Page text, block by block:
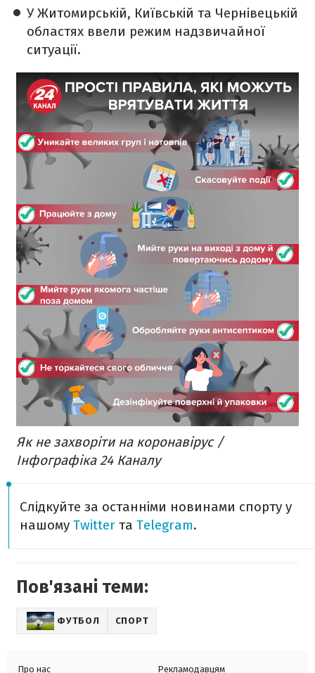
У Житомирській, Київській та Чернівецькій
областях ввели режим надзвичайної
ситуації.
Як не захворіти на коронавірус /
Інфографіка 24 Каналу
Слідкуйте за останніми новинами спорту у
нашому Twitter та Telegram.
Пов'язані теми:
ФУТБОЛ СПОРТ
Про нас
Рекламодавцям